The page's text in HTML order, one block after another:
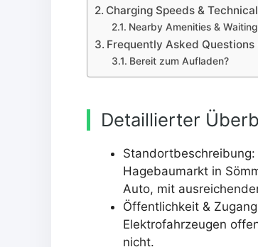
Charging Speeds &
Nearby Amenities &
Frequently Asked Questions
Bereit zum Aufladen?
Detaillierter
Hagebaumarkt in
Auto, mit
Öffentlichkeit &
Elektrofahrzeugen
nicht.